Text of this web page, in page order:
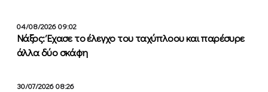
04/08/2026 09:02
Νάξος: Έχασε το έλεγχο του ταχύπλοου και παρέσυρε
άλλα δύο σκάφη
30/07/2026 08:26